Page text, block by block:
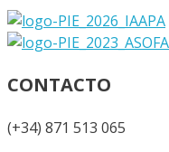
CONTACTO
(+34) 871 513 065